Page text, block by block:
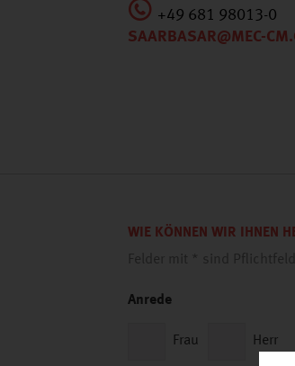
+49 681 98013-0
SAARBASAR@MEC-
WIE KÖNNEN WIR IHNEN
Felder mit * sind
Anrede
Frau Herr